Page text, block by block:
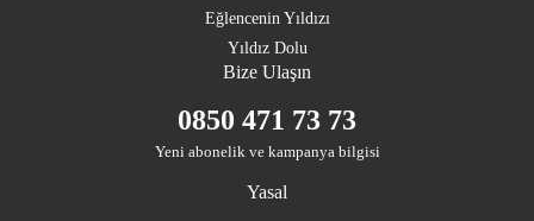
Eğlencenin Yıldızı
Yıldız Dolu
Bize Ulaşın
0850 471 73 73
Yeni abonelik ve kampanya bilgisi
Yasal